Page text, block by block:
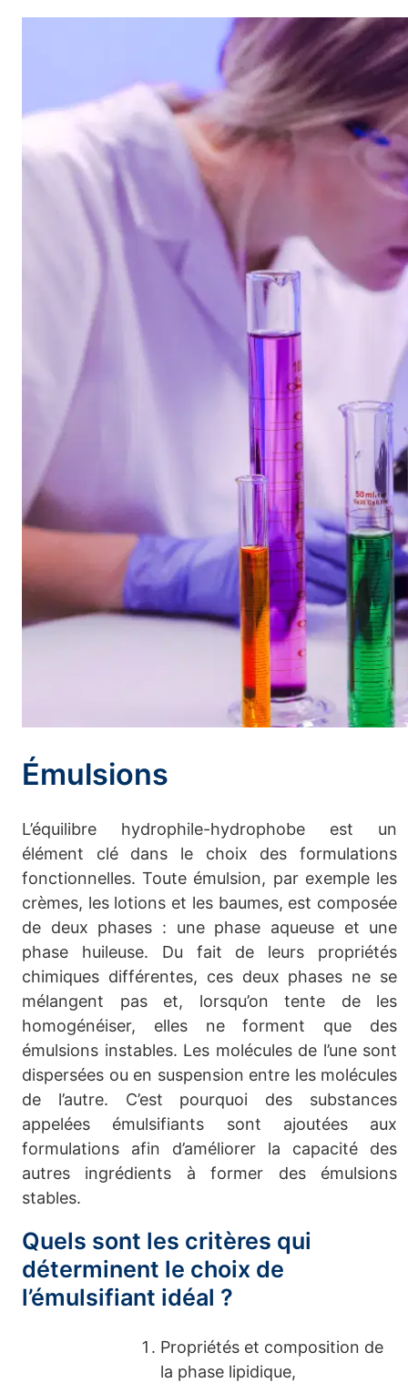
Émulsions
L’équilibre hydrophile-hydrophobe est un
élément clé dans le choix des formulations
fonctionnelles. Toute émulsion, par exemple les
crèmes, les lotions et les baumes, est composée
de deux phases : une phase aqueuse et une
phase huileuse. Du fait de leurs propriétés
chimiques différentes, ces deux phases ne se
mélangent pas et, lorsqu’on tente de les
homogénéiser, elles ne forment que des
émulsions instables. Les molécules de l’une sont
dispersées ou en suspension entre les molécules
de l’autre. C’est pourquoi des substances
appelées émulsifiants sont ajoutées aux
formulations afin d’améliorer la capacité des
autres ingrédients à former des émulsions
stables.
Quels sont les critères qui
déterminent le choix de
l’émulsifiant idéal ?
Propriétés et composition de
la phase lipidique,